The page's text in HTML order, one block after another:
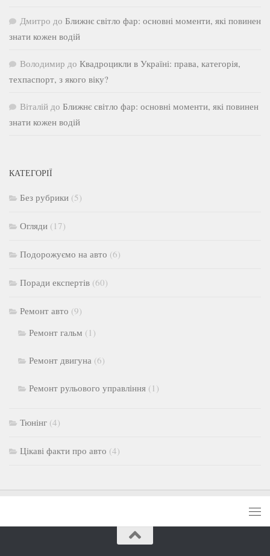
Дмитро до Ближнє світло фар: основні моменти, які повинен
знати кожен водій
Володимир до Квадроцикли в Україні: права, категорія,
техпаспорт, з якого віку?
Віталій до Ближнє світло фар: основні моменти, які повинен
знати кожен водій
КАТЕГОРІЇ
Без рубрики (5)
Огляди (17)
Подорожуємо на авто (6)
Поради експертів (60)
Ремонт авто (9)
Ремонт гальм (1)
Ремонт двигуна (6)
Ремонт рульового управління (1)
Тюнінг (4)
Цікаві факти про авто (4)